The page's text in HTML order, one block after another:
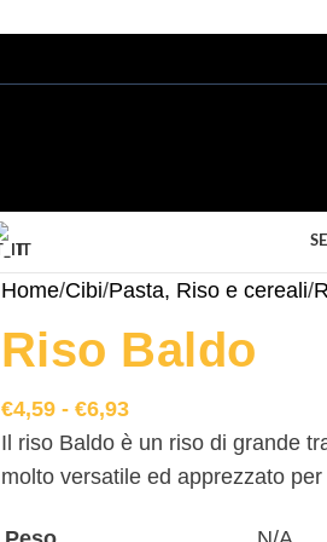
IT
Home/Cibi/Pasta, Riso e cereali/
Riso Baldo
€4,59 - €6,93
Il riso Baldo è un riso di grande
molto versatile ed apprezzato